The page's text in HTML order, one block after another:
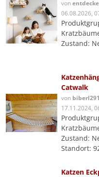
von
06.08.2026,
Zustand:
Catwalk
von
17.11.2024,
Zustand:
Standort:
Katzen